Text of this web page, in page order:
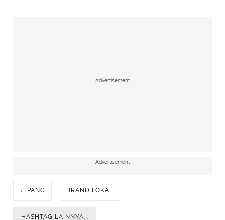
Advertisement
Advertisement
JEPANG BRAND LOKAL
HASHTAG LAINNYA...